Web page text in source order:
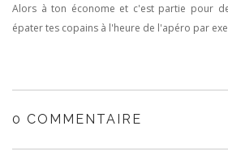
Alors à ton économe et c'est partie pour
épater tes copains à l'heure de l'apéro par
0 COMMENTAIRE